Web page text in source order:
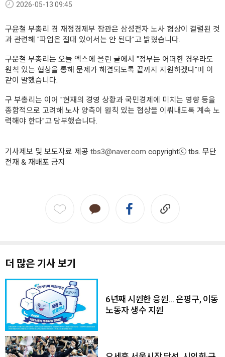
2026-05-13 09:45
구윤철 부총리 겸 재정경제부 장관은 삼성전자 노사 협상이 결렬된 것
과 관련해 "파업은 절대 있어서는 안 된다"고 밝혔습니다.
구운철 부총리는 오늘 엑스에 올린 글에서 "정부는 어떠한 경우라도
원칙 있는 협상을 통해 문제가 해결되도록 끝까지 지원하겠다"며 이
같이 말했습니다.
구 부총리는 이어 "현재의 경영 상황과 국민경제에 미치는 영향 등을
종합적으로 고려해 노사 양측이 원칙 있는 협상을 이뤄내도록 계속 노
력해야 한다"고 당부했습니다.
기사제보 및 보도자료 제공 tbs3@naver.com copyrightⓒ tbs. 무단
전재 & 재배포 금지
더 많은 기사 보기
6년째 시원한 응원… 은평구, 이동
노동자 생수 지원